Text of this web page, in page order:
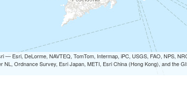
— Esri, DeLorme, NAVTEQ, TomTom, Intermap, iPC, USGS, FAO, NPS,
NL, Ordnance Survey, Esri Japan, METI, Esri China (Hong Kong), and the